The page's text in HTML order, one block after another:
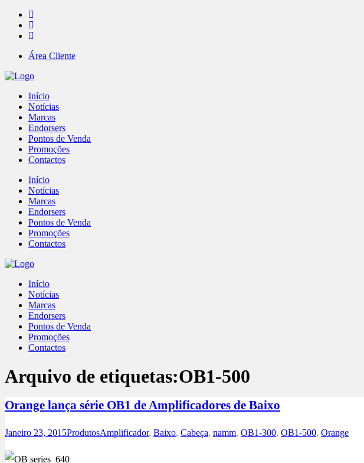
Área Cliente
Início
Notícias
Marcas
Endorsers
Pontos de Venda
Promoções
Contactos
Início
Notícias
Marcas
Endorsers
Pontos de Venda
Promoções
Contactos
Início
Notícias
Marcas
Endorsers
Pontos de Venda
Promoções
Contactos
Arquivo de etiquetas:OB1-500
Orange lança série OB1 de Amplificadores de Baixo
Janeiro 23, 2015ProdutosAmplificador, Baixo, Cabeça, namm, OB1-300, OB1-500, Orange